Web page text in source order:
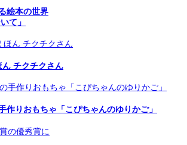
絵本の世界
て」
ん チクチクさん
作りおもちゃ「こぴちゃんのゆりかご」